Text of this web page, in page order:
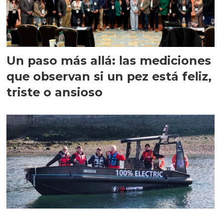
Un paso más allá: las mediciones
que observan si un pez está feliz,
triste o ansioso